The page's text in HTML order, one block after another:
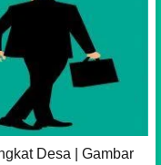
Desa | Gambar